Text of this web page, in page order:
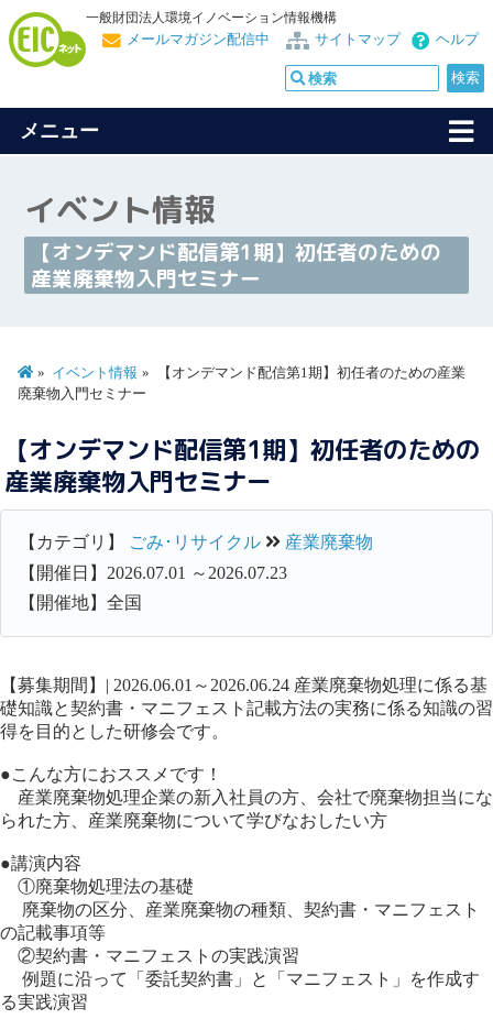
一般財団法人環境イノベーション情報機構
ヘルプ
サイトマップ
メールマガジン配信中
メニュー
イベント情報
【オンデマンド配信第1期】初任者のための
産業廃棄物入門セミナー
イベント情報
【オンデマンド配信第1期】初任者のための産業
廃棄物入門セミナー
【オンデマンド配信第1期】初任者のための
産業廃棄物入門セミナー
【カテゴリ】 ごみ･リサイクル
産業廃棄物
【開催日】2026.07.01 ～2026.07.23
【開催地】全国
【募集期間】| 2026.06.01～2026.06.24 産業廃棄物処理に係る基
礎知識と契約書・マニフェスト記載方法の実務に係る知識の習
得を目的とした研修会です。
●こんな方におススメです！
産業廃棄物処理企業の新入社員の方、会社で廃棄物担当にな
られた方、産業廃棄物について学びなおしたい方
●講演内容
①廃棄物処理法の基礎
廃棄物の区分、産業廃棄物の種類、契約書・マニフェスト
の記載事項等
②契約書・マニフェストの実践演習
例題に沿って「委託契約書」と「マニフェスト」を作成す
る実践演習